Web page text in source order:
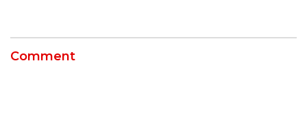
Comment